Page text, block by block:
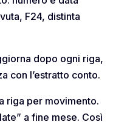
F24, distinta
dopo ogni riga,
con l’estratto conto.
riga per movimento.
a fine mese. Così